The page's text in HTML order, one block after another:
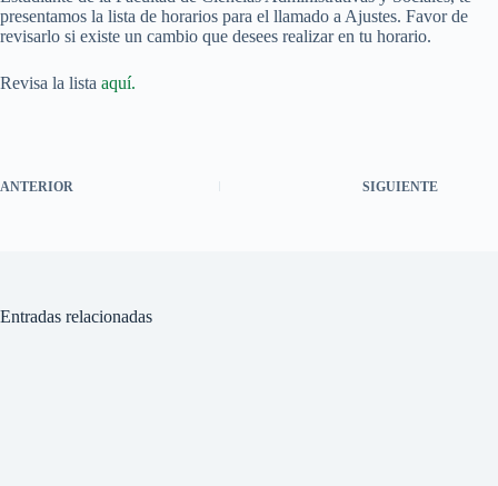
presentamos la lista de horarios para el llamado a Ajustes. Favor de
revisarlo si existe un cambio que desees realizar en tu horario.
Revisa la lista aquí.
ANTERIOR SIGUIENTE
Entradas relacionadas